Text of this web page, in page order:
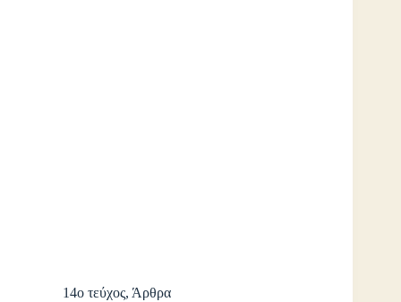
14ο τεύχος, Άρθρα